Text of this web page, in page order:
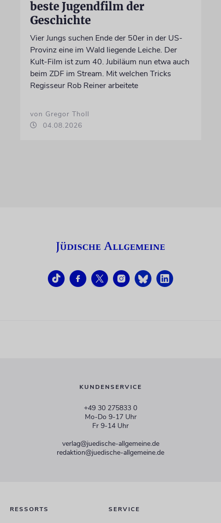
beste Jugendfilm der
Geschichte
Vier Jungs suchen Ende der 50er in der US-
Provinz eine im Wald liegende Leiche. Der
Kult-Film ist zum 40. Jubiläum nun etwa auch
beim ZDF im Stream. Mit welchen Tricks
Regisseur Rob Reiner arbeitete
von Gregor Tholl
04.08.2026
KUNDENSERVICE
+49 30 275833 0
Mo-Do 9-17 Uhr
Fr 9-14 Uhr
verlag@juedische-allgemeine.de
redaktion@juedische-allgemeine.de
RESSORTS SERVICE